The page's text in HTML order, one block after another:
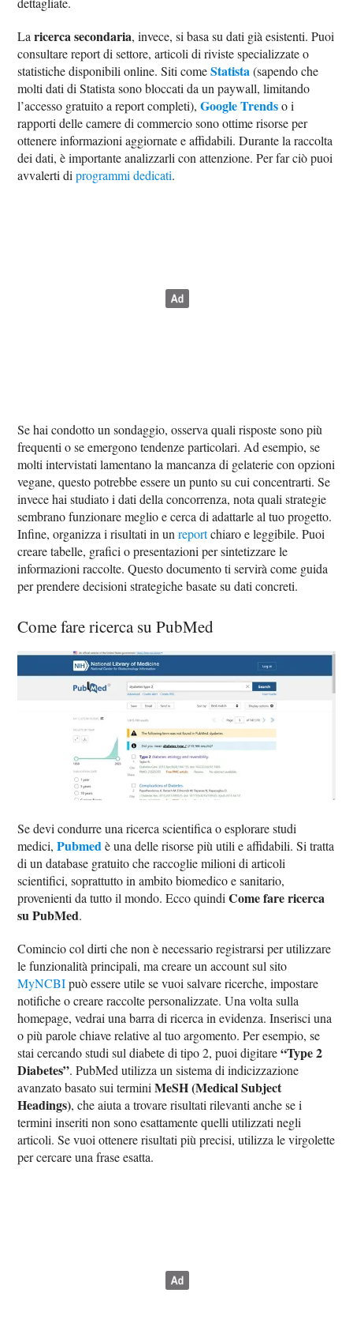
Laricerca secondaria, invece, si basa su dati già esistenti. Puoi
consultare report di settore, articoli di riviste specializzate o
statistiche disponibili online. Siti comeStatista(sapendo che
molti dati di Statista sono bloccati da un paywall, limitando
l’accesso gratuito a report completi),Google Trendso i
rapporti delle camere di commercio sono ottime risorse per
ottenere informazioni aggiornate e affidabili. Durante la raccolta
dei dati, è importante analizzarli con attenzione. Per far ciò puoi
avvalerti diprogrammi dedicati.
Se hai condotto un sondaggio, osserva quali risposte sono più
frequenti o se emergono tendenze particolari. Ad esempio, se
molti intervistati lamentano la mancanza di gelaterie con opzioni
vegane, questo potrebbe essere un punto su cui concentrarti. Se
invece hai studiato i dati della concorrenza, nota quali strategie
sembrano funzionare meglio e cerca di adattarle al tuo progetto.
Infine, organizza i risultati in unreportchiaro e leggibile. Puoi
creare tabelle, grafici o presentazioni per sintetizzare le
informazioni raccolte. Questo documento ti servirà come guida
per prendere decisioni strategiche basate su dati concreti.
Come fare ricerca su PubMed
Se devi condurre una ricerca scientifica o esplorare studi
medici,Pubmedè una delle risorse più utili e affidabili. Si tratta
di un database gratuito che raccoglie milioni di articoli
scientifici, soprattutto in ambito biomedico e sanitario,
provenienti da tutto il mondo. Ecco quindiCome fare ricerca
su PubMed.
Comincio col dirti che non è necessario registrarsi per utilizzare
le funzionalità principali, ma creare un account sul sito
MyNCBIpuò essere utile se vuoi salvare ricerche, impostare
notifiche o creare raccolte personalizzate. Una volta sulla
homepage, vedrai una barra di ricerca in evidenza. Inserisci una
o più parole chiave relative al tuo argomento. Per esempio, se
stai cercando studi sul diabete di tipo 2, puoi digitare“Type 2
Diabetes”. PubMed utilizza un sistema di indicizzazione
avanzato basato sui terminiMeSH (Medical Subject
Headings), che aiuta a trovare risultati rilevanti anche se i
termini inseriti non sono esattamente quelli utilizzati negli
articoli. Se vuoi ottenere risultati più precisi, utilizza le virgolette
per cercare una frase esatta.